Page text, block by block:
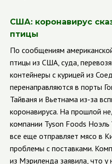
США: коронавирус
птицы
По сообщениям
птицы из США, суда,
контейнеры с курицей из
перенаправляются в порты
Тайваня и Вьетнама из-за
коронавируса. На прошлой
компании Tyson Foods Ноэль
все еще отправляет мясо в
проблемы с поставками.
из Мэриленда заявила, что у